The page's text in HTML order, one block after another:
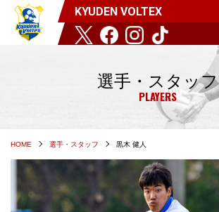
KYUDEN VOLTEX
選手・スタッフ
PLAYERS
HOME 選手・スタッフ 黒木 健人